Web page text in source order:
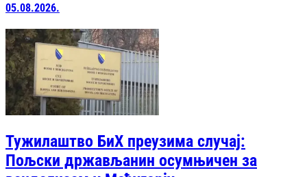
05.08.2026.
Тужилаштво БиХ преузима случај:
Пољски држављанин осумњичен за